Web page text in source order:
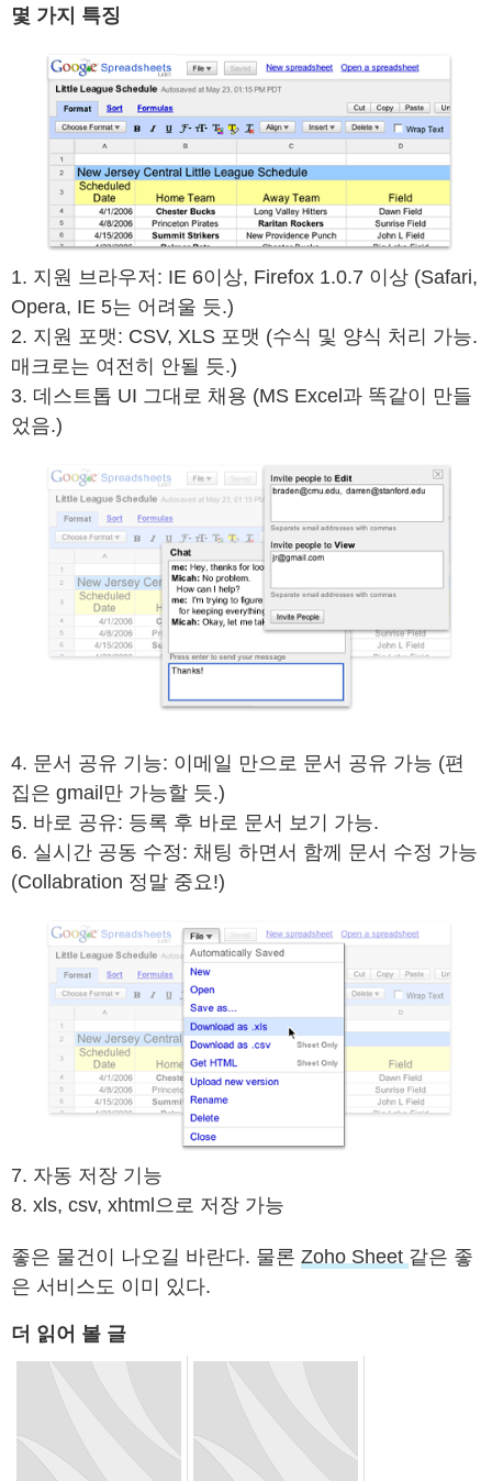
몇 가지 특징
1. 지원 브라우저: IE 6이상, Firefox 1.0.7 이상 (Safari,
Opera, IE 5는 어려울 듯.)
2. 지원 포맷: CSV, XLS 포맷 (수식 및 양식 처리 가능.
매크로는 여전히 안될 듯.)
3. 데스트톱 UI 그대로 채용 (MS Excel과 똑같이 만들
었음.)
4. 문서 공유 기능: 이메일 만으로 문서 공유 가능 (편
집은 gmail만 가능할 듯.)
5. 바로 공유: 등록 후 바로 문서 보기 가능.
6. 실시간 공동 수정: 채팅 하면서 함께 문서 수정 가능
(Collabration 정말 중요!)
7. 자동 저장 기능
8. xls, csv, xhtml으로 저장 가능
좋은 물건이 나오길 바란다. 물론 Zoho Sheet 같은 좋
은 서비스도 이미 있다.
더 읽어 볼 글